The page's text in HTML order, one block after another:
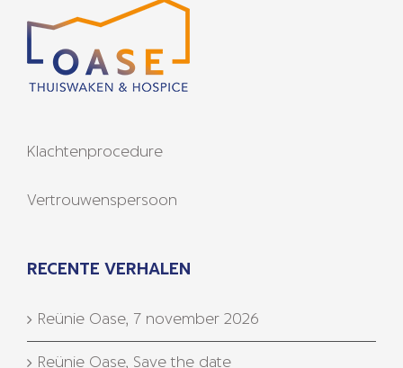
Klachtenprocedure
Vertrouwenspersoon
RECENTE VERHALEN
Reünie Oase, 7 november 2026
Reünie Oase, Save the date